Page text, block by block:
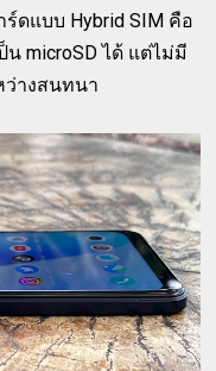
ดแบบ Hybrid SIM คือ
น microSD ได้ แต่ไม่มี
ว่างสนทนา